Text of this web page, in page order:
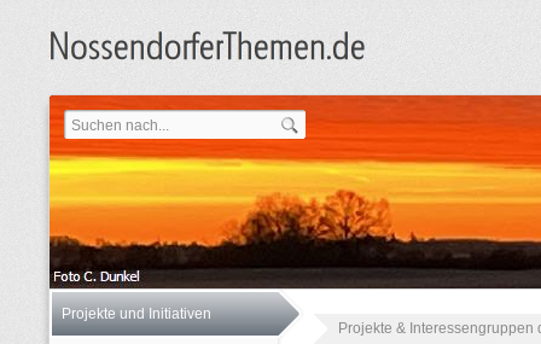
Projekte und Initiativen
Projekte & Interessengruppen